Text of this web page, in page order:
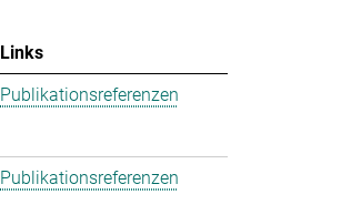
Links
Publikationsreferenzen
Publikationsreferenzen